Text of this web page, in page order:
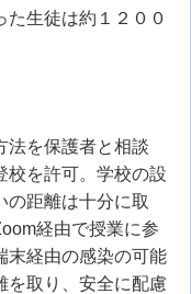
た生徒は約１２００
法を保護者と相談
校を許可。学校の設
の距離は十分に取
経由で授業に参
末経由の感染の可能
を取り、安全に配慮